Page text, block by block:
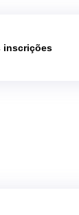
inscrições